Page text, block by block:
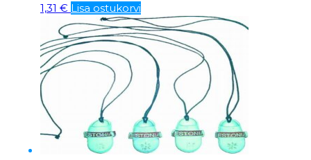
1,31 € Lisa ostukorvi